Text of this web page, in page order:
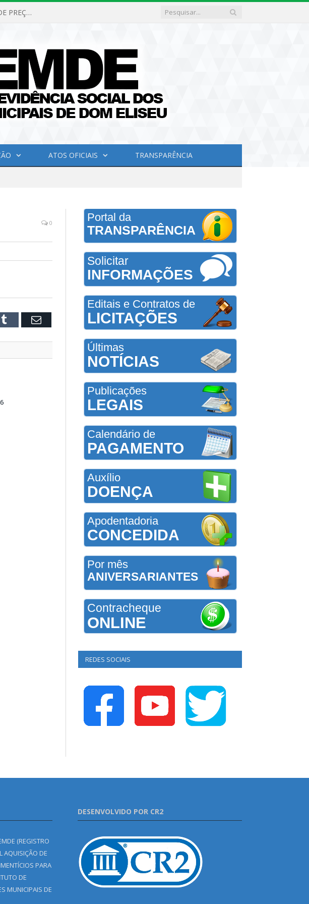
PREGÃO ELETRÔNICO Nº 02/2026-IPSEMDE (REGISTRO DE PREÇOS PARA FUTURA E EVENTUAL AQUISIÇÃO DE MATERIAL DE LIMPEZA E GÊNEROS ALIMENTÍCIOS PARA ATENDER AS NECESSIDADES DO INSTITUTO DE PREVIDÊNCIA SOCIAL DOS SERVIDORES MUNICIPAIS DE DOM ELISEU.)
ATOS OFICIAIS TRANSPARÊNCIA
0
Tumblr Email
Portal da
TRANSPARÊNCIA
Solicitar
INFORMAÇÕES
Editais e Contratos de
LICITAÇÕES
Últimas
NOTÍCIAS
Publicações
LEGAIS
Calendário de
PAGAMENTO
Auxílio
DOENÇA
Apodentadoria
CONCEDIDA
Por mês
ANIVERSARIANTES
Contracheque
ONLINE
REDES SOCIAIS
(REGISTRO
AQUISIÇÃO DE
PARA
DE
MUNICIPAIS DE
DESENVOLVIDO POR CR2